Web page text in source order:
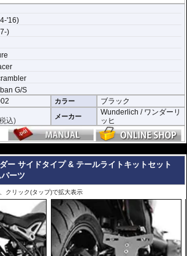
はお答えすることができません。マニュアルを参考
度の調節が可能ですが、これを理由に車検不適合と
情報課 及び 整備課に確認済み
'16)
)
G/S
カラー ブラック
込) メーカー
Wunderlich / ワンダーリ
ッヒ
ー サイドタイプ & テールライトキットセット
ーツ
クリック(タップ)で拡大表示